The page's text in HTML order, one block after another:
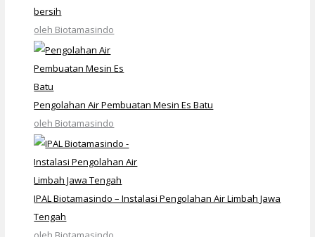
bersih
oleh Biotamasindo
Pengolahan Air Pembuatan Mesin Es Batu
oleh Biotamasindo
IPAL Biotamasindo – Instalasi Pengolahan Air Limbah Jawa
Tengah